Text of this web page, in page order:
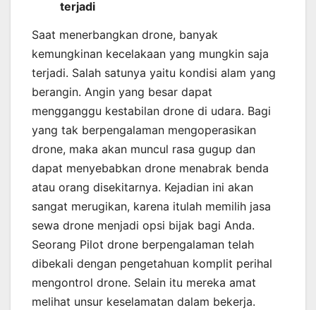
terjadi
Saat menerbangkan drone, banyak
kemungkinan kecelakaan yang mungkin saja
terjadi. Salah satunya yaitu kondisi alam yang
berangin. Angin yang besar dapat
mengganggu kestabilan drone di udara. Bagi
yang tak berpengalaman mengoperasikan
drone, maka akan muncul rasa gugup dan
dapat menyebabkan drone menabrak benda
atau orang disekitarnya. Kejadian ini akan
sangat merugikan, karena itulah memilih jasa
sewa drone menjadi opsi bijak bagi Anda.
Seorang Pilot drone berpengalaman telah
dibekali dengan pengetahuan komplit perihal
mengontrol drone. Selain itu mereka amat
melihat unsur keselamatan dalam bekerja.